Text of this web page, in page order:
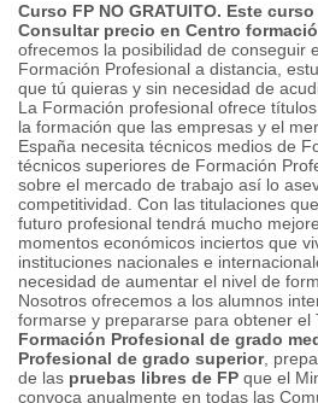
Curso FP NO GRATUITO. Este curso
Consultar precio en Centro
ofrecemos la posibilidad de conseguir
Formación Profesional a distancia,
que tú quieras y sin necesidad de
La Formación profesional ofrece
la formación que las empresas y el
España necesita técnicos medios de
técnicos superiores de Formación
sobre el mercado de trabajo así lo
competitividad. Con las titulaciones
futuro profesional tendrá mucho
momentos económicos inciertos que
instituciones nacionales e
necesidad de aumentar el nivel de
Nosotros ofrecemos a los alumnos
formarse y prepararse para obtener el
Formación Profesional de grado
Profesional de grado superior,
de las pruebas libres de FP que el
convoca anualmente en todas las